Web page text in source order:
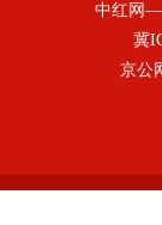
中红网—
冀
京公